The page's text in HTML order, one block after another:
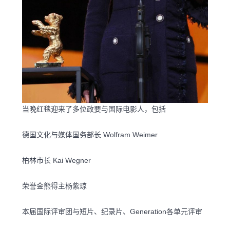
当晚红毯迎来了多位政要与国际电影人，包括
德国文化与媒体国务部长 Wolfram Weimer
柏林市长 Kai Wegner
荣誉金熊得主杨紫琼
本届国际评审团与短片、纪录片、Generation各单元评审